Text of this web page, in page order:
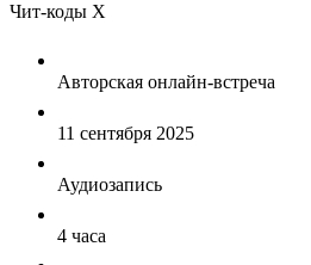
Чит-коды Х
Авторская онлайн-встреча
11 сентября 2025
Аудиозапись
4 часа